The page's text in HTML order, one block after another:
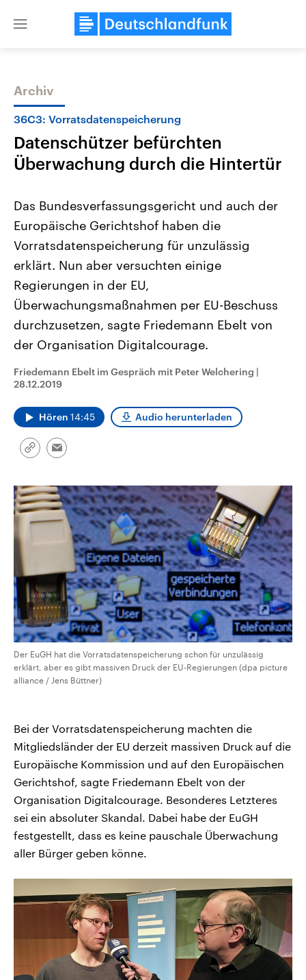
Close
Themen
Landtagswahl Sachsen-Anhalt
2026
Alle Informationen
Sachsen-Anhalt wählt am 6.
September 2026 einen neuen
Landtag. Seit 2021 wird das
Bundesland von einer Koalition aus
CDU, SPD und FDP regiert.-
Umfragen, Prognosen,
Wahlprogramme, aktuelle Berichte
und Hintergründe zu den Parteien
Wahl.
Aktuelle Beiträge,
Hintergründe
Wirtschaftlich und
mit großem Einfluss auf
Sendungen Programm Podcasts
Audio-Archiv
Archiv
36C3: Vorratsdatenspeicherung
Datenschützer befürchten
Überwachung durch die Hintertür
Das Bundesverfassungsgericht und auch der
Europäische Gerichtshof haben die
Vorratsdatenspeicherung für unzulässig
erklärt. Nun aber versuchten einige
Regierungen in der EU,
Überwachungsmaßnahmen per EU-Beschuss
durchzusetzen, sagte Friedemann Ebelt von
der Organisation Digitalcourage.
Friedemann Ebelt im Gespräch mit Peter Welchering |
28.12.2019
Hören 14:45 Audio herunterladen
Link
Email
Der EuGH hat die Vorratsdatenspeicherung schon für unzulässig
erklärt, aber es gibt massiven Druck der EU-Regierungen (dpa picture
alliance / Jens Büttner)
Bei der Vorratsdatenspeicherung machten die
Mitgliedsländer der EU derzeit massiven Druck auf die
Europäische Kommission und auf den Europäischen
Gerichtshof, sagte Friedemann Ebelt von der
Organisation Digitalcourage. Besonderes Letzteres
sei ein absoluter Skandal. Dabei habe der EuGH
festgestellt, dass es keine pauschale Überwachung
aller Bürger geben könne.